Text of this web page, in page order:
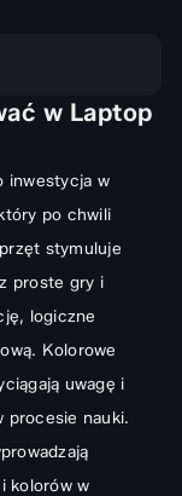
Wybrać?
Uwagę?
w Laptop
inwestycja w
po chwili
stymuluje
proste gry i
logiczne
Kolorowe
uwagę i
procesie nauki.
kolorów w